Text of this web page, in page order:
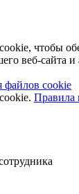
чтобы
веб-сайта и
файлов cookie
Правила